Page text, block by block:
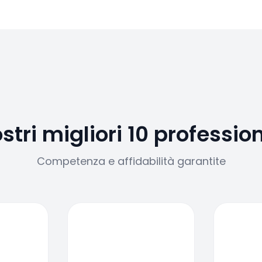
migliori 10
Competenza e affidabilità garantite